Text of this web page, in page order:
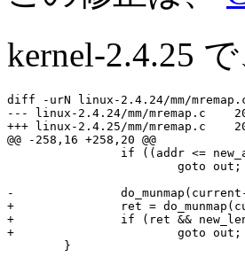
kernel-2.4.25 で
diff -urN linux-2.4.24/mm/
--- linux-2.4.24/mm/mremap.c
+++ linux-2.4.25/mm/mremap.c
@@ -258,16 +258,20 @@
if ((addr <=
                        goto out;
-               do_munmap(current-
+               ret =
+               if (ret &&
+                       goto out;
        }